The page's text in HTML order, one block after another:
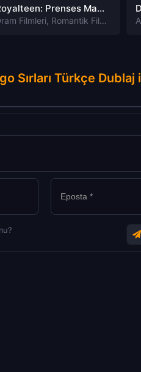
Royalteen: Prenses Margrethe izle
Filmleri, Romantik Filmleri
Sırları Türkçe Dublaj